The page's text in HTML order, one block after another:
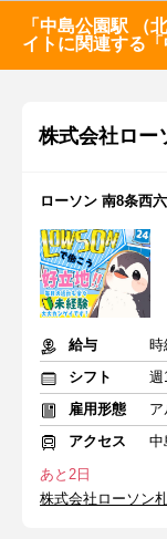
「中島公園駅 （
イトに関連する
株式会社ロー
ローソン 南8条西
給与
シフト
週
雇用形態
ア
アクセス
中
あと2日
株式会社ローソン